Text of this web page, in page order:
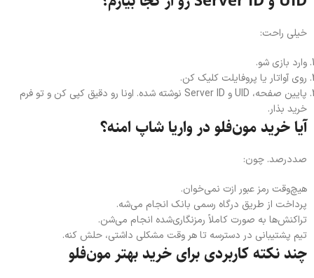
خیلی راحت:
وارد بازی شو.
روی آواتار یا پروفایلت کلیک کن.
پایین صفحه، UID و Server ID نوشته شده. اونا رو دقیق کپی کن و تو فرم
خرید بذار.
آیا خرید مون‌فلو در واریا شاپ امنه؟
صددرصد. چون:
هیچ‌وقت رمز عبور ازت نمی‌خوان.
پرداخت از طریق درگاه رسمی بانک انجام می‌شه.
تراکنش‌ها به صورت کاملاً رمزنگاری‌شده انجام می‌شن.
تیم پشتیبانی در دسترسه تا هر وقت مشکلی داشتی، حلش کنه.
چند نکته کاربردی برای خرید بهتر مون‌فلو